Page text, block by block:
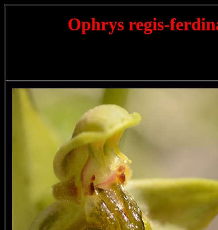
Ophrys regis-